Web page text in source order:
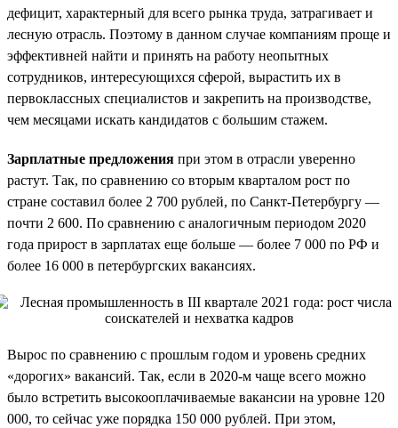
дефицит, характерный для всего рынка труда, затрагивает и
лесную отрасль. Поэтому в данном случае компаниям проще и
эффективней найти и принять на работу неопытных
сотрудников, интересующихся сферой, вырастить их в
первоклассных специалистов и закрепить на производстве,
чем месяцами искать кандидатов с большим стажем.
Зарплатные предложения при этом в отрасли уверенно
растут. Так, по сравнению со вторым кварталом рост по
стране составил более 2 700 рублей, по Санкт-Петербургу —
почти 2 600. По сравнению с аналогичным периодом 2020
года прирост в зарплатах еще больше — более 7 000 по РФ и
более 16 000 в петербургских вакансиях.
Вырос по сравнению с прошлым годом и уровень средних
«дорогих» вакансий. Так, если в 2020-м чаще всего можно
было встретить высокооплачиваемые вакансии на уровне 120
000, то сейчас уже порядка 150 000 рублей. При этом,